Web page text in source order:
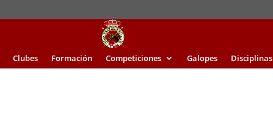
Clubes Formación Competiciones Galopes Disciplinas